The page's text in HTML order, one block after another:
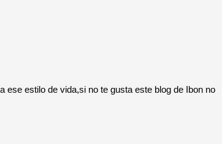
ese estilo de vida,si no te gusta este blog de Ibon no